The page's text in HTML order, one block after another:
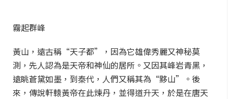
霧起群峰
黃山，遠古稱“天子都”，因為它雄偉秀麗又神秘莫
測，先人認為是天帝和神仙的居所。又因其峰岩青黑，
遠眺蒼黛如墨，到秦代，人們又稱其為“黟山”。後
來，傳說軒轅黃帝在此煉丹，並得道升天，於是在唐天